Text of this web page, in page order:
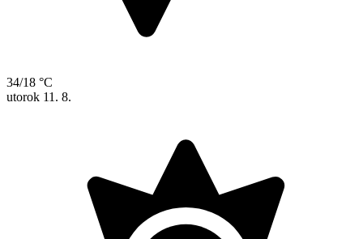
34/18 °C
utorok 11. 8.